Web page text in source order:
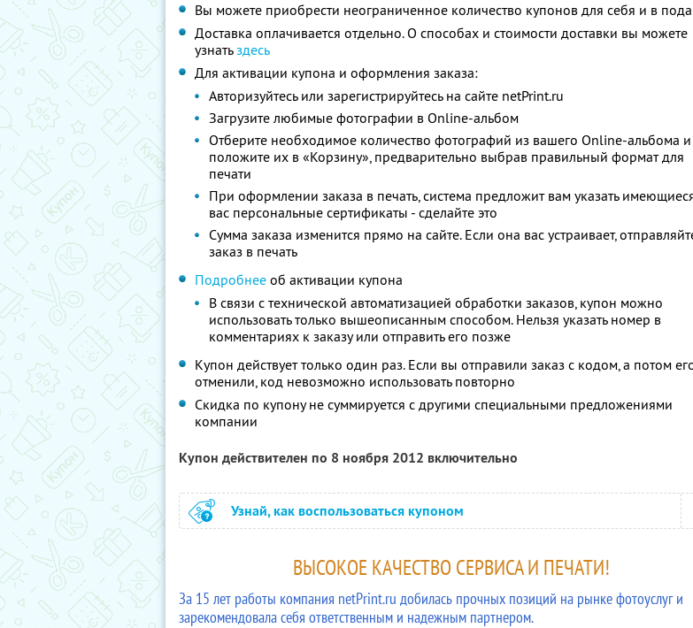
Вы можете приобрести неограниченное количество купонов для себя и в
Доставка оплачивается отдельно. О способах и стоимости доставки вы можете
узнатьздесь
Для активации купона и оформления заказа:
Авторизуйтесь или зарегистрируйтесь на сайте netPrint.ru
Загрузите любимые фотографии в Online-альбом
Отберите необходимое количество фотографий из вашего Online-альбома и
положите их в «Корзину», предварительно выбрав правильный формат для
печати
При оформлении заказа в печать, система предложит вам указать
вас персональные сертификаты - сделайте это
Сумма заказа изменится прямо на сайте. Если она вас устраивает,
заказ в печать
Подробнее об активации купона
В связи с технической автоматизацией обработки заказов, купон можно
использовать только вышеописанным способом. Нельзя указать номер в
комментариях к заказу или отправить его позже
Купон действует только один раз. Если вы отправили заказ с кодом, а потом
отменили, код невозможно использовать повторно
Скидка по купону не суммируется с другими специальными предложениями
компании
Купон действителен по 8 ноября 2012 включительно
Узнай, как воспользоваться купоном
ВЫСОКОЕ КАЧЕСТВО СЕРВИСА И ПЕЧАТИ!
За 15 лет работы компания netPrint.ru добилась прочных позиций на рынке фотоуслуг и
зарекомендовала себя ответственным и надежным партнером.